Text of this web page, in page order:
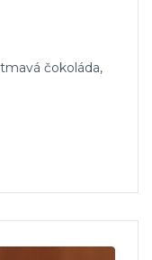
čokoláda,